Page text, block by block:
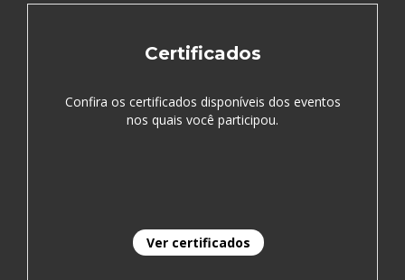
Certificados
Confira os certificados disponíveis dos eventos
nos quais você participou.
Ver certificados